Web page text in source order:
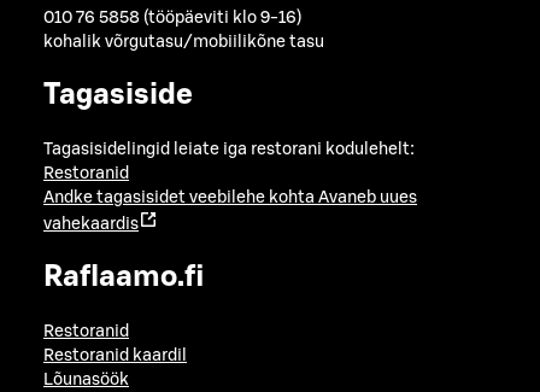
010 76 5858 (tööpäeviti klo 9-16)
kohalik võrgutasu/mobiilikõne tasu
Tagasiside
Tagasisidelingid leiate iga restorani kodulehelt:
Restoranid
Andke tagasisidet veebilehe kohta Avaneb uues
vahekaardis
Raflaamo.fi
Restoranid
Restoranid kaardil
Lõunasöök